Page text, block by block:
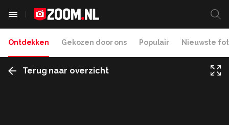
Ontdekken Gekozen door ons Populair Nieuwste
Terug naar overzicht